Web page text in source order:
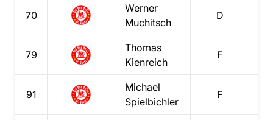
70
Werner
Muchitsch
D
79
Thomas
Kienreich
F
91
Michael
Spielbichler
F